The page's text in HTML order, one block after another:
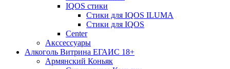
IQOS стики
Стики для IQOS ILUMA
Стики для IQOS
Сenter
Акссессуары
Алкоголь Витрина ЕГАИС 18+
Армянский Коньяк